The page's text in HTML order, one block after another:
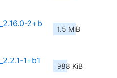
2+b
1.5 MiB
1+b1
988 KiB